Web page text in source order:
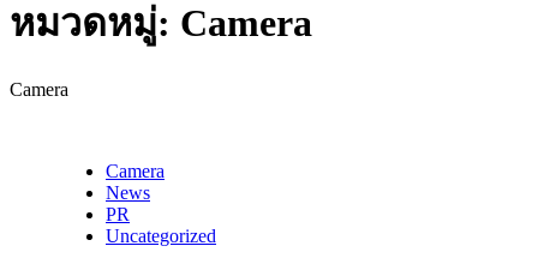
หมวดหมู่: Camera
Camera
Camera
News
PR
Uncategorized